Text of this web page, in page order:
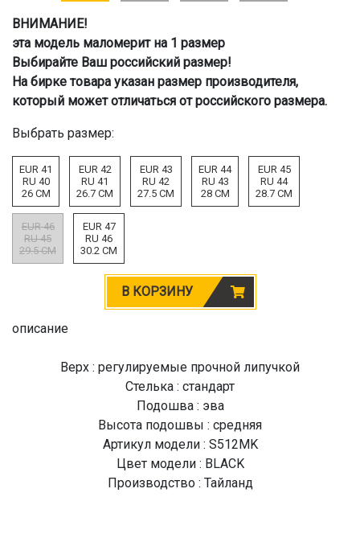
ВНИМАНИЕ!
эта модель маломерит на 1 размер
Выбирайте Ваш российский размер!
На бирке товара указан размер производителя,
который может отличаться от российского размера.
Выбрать размер:
EUR 41
RU 40
26 CM
EUR 42
RU 41
26.7 CM
EUR 43
RU 42
27.5 CM
EUR 44
RU 43
28 CM
EUR 45
RU 44
28.7 CM
EUR 46
RU 45
29.5 CM
EUR 47
RU 46
30.2 CM
В КОРЗИНУ
описание
Верх : регулируемые прочной липучкой
Стелька : стандарт
Подошва : эва
Высота подошвы : средняя
Артикул модели : S512MK
Цвет модели : BLACK
Производство : Тайланд